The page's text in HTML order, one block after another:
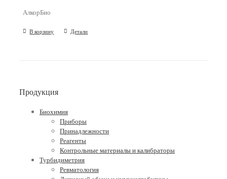
АлкорБио
В корзину Детали
Продукция
Биохимия
Приборы
Принадлежности
Реагенты
Контрольные материалы и калибраторы
Турбидиметрия
Ревматология